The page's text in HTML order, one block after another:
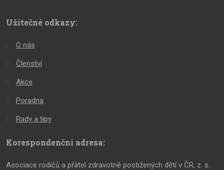
Užitečné odkazy:
O nás
Členství
Akce
Poradna
Rady a tipy
Korespondenční adresa:
Asociace rodičů a přátel zdravotně postižených dětí v ČR, z. s.